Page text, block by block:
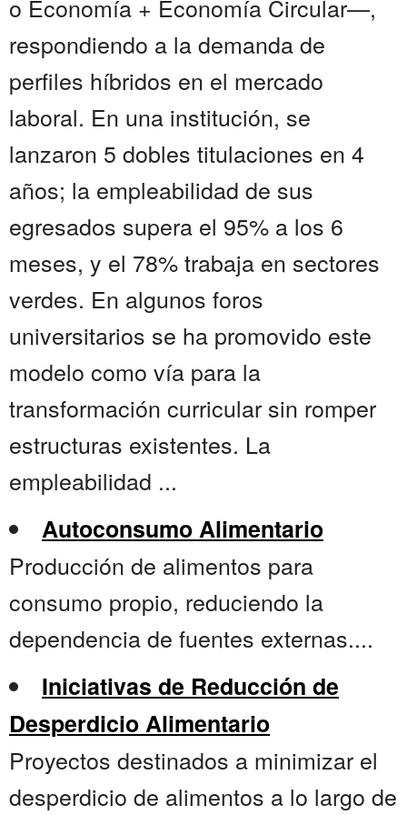
o Economía + Economía Circular—,
respondiendo a la demanda de
perfiles híbridos en el mercado
laboral. En una institución, se
lanzaron 5 dobles titulaciones en 4
años; la empleabilidad de sus
egresados supera el 95% a los 6
meses, y el 78% trabaja en sectores
verdes. En algunos foros
universitarios se ha promovido este
modelo como vía para la
transformación curricular sin romper
estructuras existentes. La
empleabilidad ...
Autoconsumo Alimentario
Producción de alimentos para
consumo propio, reduciendo la
dependencia de fuentes externas....
Iniciativas de Reducción de
Desperdicio Alimentario
Proyectos destinados a minimizar el
desperdicio de alimentos a lo largo de